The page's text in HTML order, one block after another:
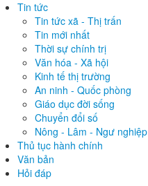
Tin tức
Tin tức xã - Thị trấn
Tin mới nhất
Thời sự chính trị
Văn hóa - Xã hội
Kinh tế thị trường
An ninh - Quốc phòng
Giáo dục đời sống
Chuyển đổi số
Nông - Lâm - Ngư nghiệp
Thủ tục hành chính
Văn bản
Hỏi đáp